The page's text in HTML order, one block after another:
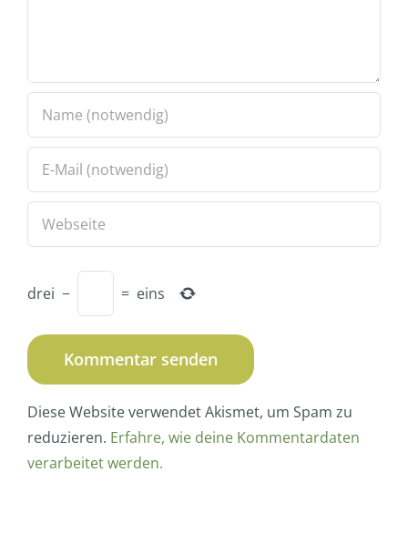
drei − = eins
Diese Website verwendet Akismet, um Spam zu
reduzieren. Erfahre, wie deine Kommentardaten
verarbeitet werden.